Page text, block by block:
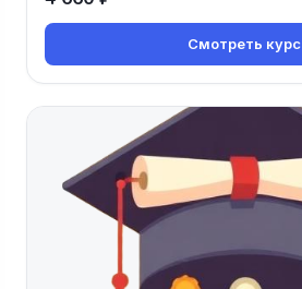
Смотреть курс